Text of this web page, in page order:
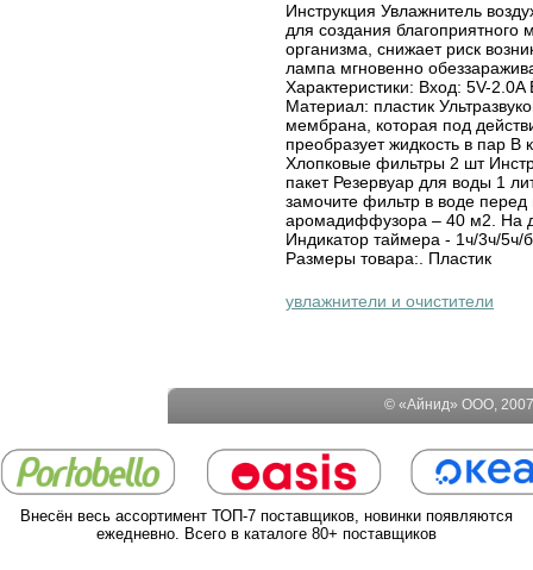
Инструкция Увлажнитель
для создания
организма, снижает риск
лампа мгновенно
Характеристики: Вход: 5V-
Материал: пластик
мембрана, которая под
преобразует жидкость в пар
Хлопковые фильтры 2 шт
пакет Резервуар для воды 1
замочите фильтр в воде
аромадиффузора – 40 м2. На
Индикатор таймера - 1ч/3ч/
Размеры товара:. Пластик
увлажнители и очистители
© «Айнид» ООО,
Внесён весь ассортимент ТОП-7 поставщиков, новинки появляются
ежедневно. Всего в каталоге 80+ поставщиков